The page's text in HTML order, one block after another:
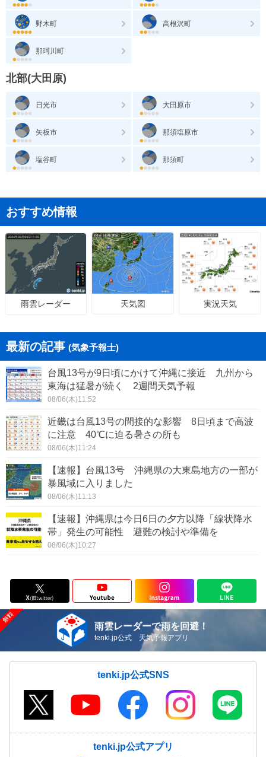
野木町 高根沢町
那珂川町
北部(大田原)
日光市 大田原市
矢板市 那須塩原市
塩谷町 那須町
おすすめ情報
雨雲レーダー 天気図 実況天気
最新の記事 (気象予報士)
台風13号が9日頃にかけて沖縄に接近 九州から
東海は猛暑が続く 2週間天気予報
08/06(木)11:52
近畿は台風13号の間接的な影響 8日頃まで高波
に注意 40℃に迫る暑さの所も
08/06(木)11:24
【速報】台風13号 沖縄県の大東島地方の一部が
暴風域に入りました
08/06(木)11:13
【速報】沖縄県は今日6日の夕方以降「線状降水
帯」発生の可能性 避難の検討や準備を
08/06(木)10:27
雨雲レーダーで雨を回避！
tenki.jp公式 天気予報アプリ
tenki.jp公式SNS
tenki.jp公式アプリ